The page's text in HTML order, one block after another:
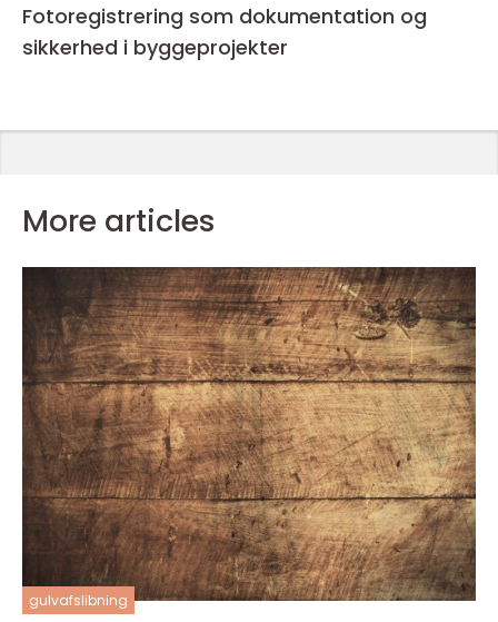
Fotoregistrering som dokumentation og
sikkerhed i byggeprojekter
More articles
gulvafslibning